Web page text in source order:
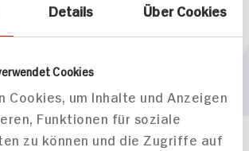
Details Über Cookies
Cookies
Cookies, um Inhalte und Anzeigen
Funktionen für soziale
zu können und die Zugriffe auf